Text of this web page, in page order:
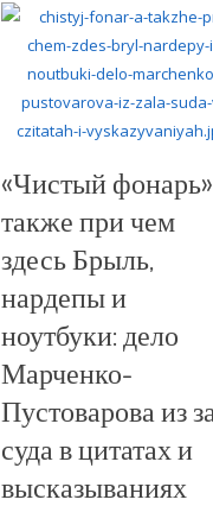
«Чистый
также при чем
здесь Брыль,
нардепы и
ноутбуки: дело
Марченко-
Пустоварова из
суда в цитатах и
высказываниях